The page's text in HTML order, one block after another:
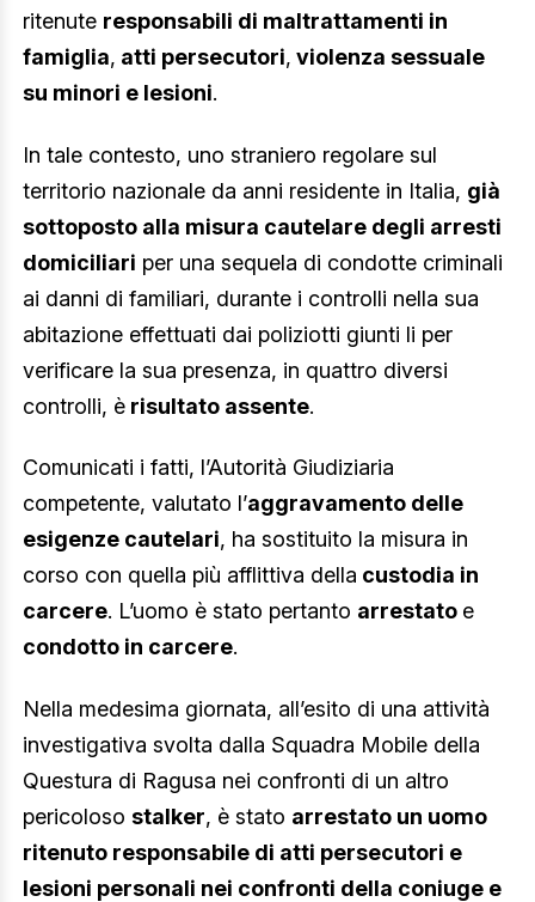
ritenute responsabili di maltrattamenti in
famiglia, atti persecutori, violenza sessuale
su minori e lesioni.
In tale contesto, uno straniero regolare sul
territorio nazionale da anni residente in Italia, già
sottoposto alla misura cautelare degli arresti
domiciliari per una sequela di condotte criminali
ai danni di familiari, durante i controlli nella sua
abitazione effettuati dai poliziotti giunti li per
verificare la sua presenza, in quattro diversi
controlli, è risultato assente.
Comunicati i fatti, l’Autorità Giudiziaria
competente, valutato l’aggravamento delle
esigenze cautelari, ha sostituito la misura in
corso con quella più afflittiva della custodia in
carcere. L’uomo è stato pertanto arrestato e
condotto in carcere.
Nella medesima giornata, all’esito di una attività
investigativa svolta dalla Squadra Mobile della
Questura di Ragusa nei confronti di un altro
pericoloso stalker, è stato arrestato un uomo
ritenuto responsabile di atti persecutori e
lesioni personali nei confronti della coniuge e